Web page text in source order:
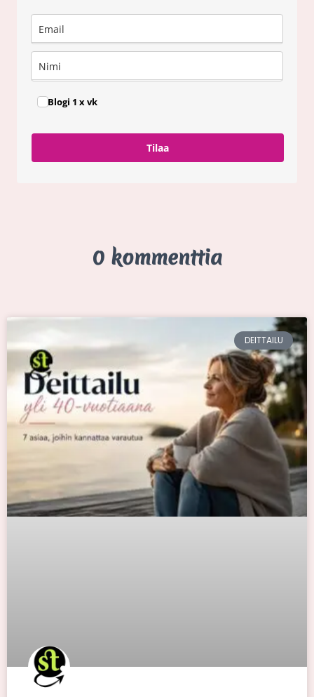
Blogi 1 x vk
Tilaa
0 kommenttia
DEITTAILU